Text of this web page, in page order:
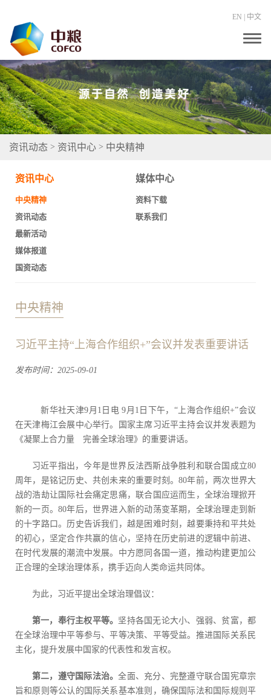
EN 中文
T
g
g
e
n
a
v
i
资讯动态 > 资讯中心 > 中央精神
资讯中心
中央精神
资讯动态
最新活动
媒体报道
国资动态
媒体中心
资料下载
联系我们
中央精神
习近平主持“上海合作组织+”会议并发表重要讲话
发布时间：2025-09-01
新华社天津9月1日电 9月1日下午，“上海合作组织+”会议
在天津梅江会展中心举行。国家主席习近平主持会议并发表题为
《凝聚上合力量 完善全球治理》的重要讲话。
习近平指出，今年是世界反法西斯战争胜利和联合国成立80
周年，是铭记历史、共创未来的重要时刻。80年前，两次世界大
战的浩劫让国际社会痛定思痛，联合国应运而生，全球治理掀开
新的一页。80年后，世界进入新的动荡变革期，全球治理走到新
的十字路口。历史告诉我们，越是困难时刻，越要秉持和平共处
的初心，坚定合作共赢的信心，坚持在历史前进的逻辑中前进、
在时代发展的潮流中发展。中方愿同各国一道，推动构建更加公
正合理的全球治理体系，携手迈向人类命运共同体。
为此，习近平提出全球治理倡议：
第一，奉行主权平等。 坚持各国无论大小、强弱、贫富，都
在全球治理中平等参与、平等决策、平等受益。推进国际关系民
主化，提升发展中国家的代表性和发言权。
第二，遵守国际法治。全面、充分、完整遵守联合国宪章宗
旨和原则等公认的国际关系基本准则，确保国际法和国际规则平